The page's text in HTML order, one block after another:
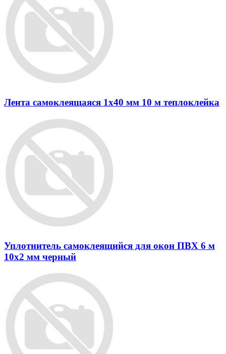
Лента самоклеящаяся 1х40 мм 10 м теплоклейка
Уплотнитель самоклеящийся для окон ПВХ 6 м
10х2 мм черный